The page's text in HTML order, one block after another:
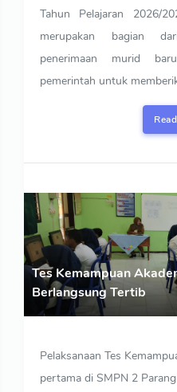
Tahun Pelajaran 2026/
merupakan bagian
penerimaan murid
pemerintah untuk
Tes Kemampuan
Berlangsung Tertib
Pelaksanaan Tes
pertama di SMPN 2